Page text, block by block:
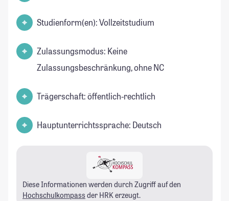
Studienform(en): Vollzeitstudium
Zulassungsmodus: Keine
Zulassungsbeschränkung, ohne NC
Trägerschaft: öffentlich-rechtlich
Hauptunterrichtssprache: Deutsch
Diese Informationen werden durch Zugriff auf den
Hochschulkompass der HRK erzeugt.